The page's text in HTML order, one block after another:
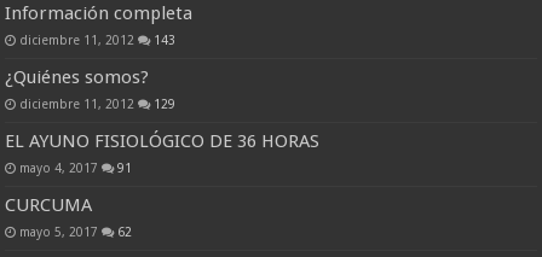
Información completa
diciembre 11, 2012 143
¿Quiénes somos?
diciembre 11, 2012 129
EL AYUNO FISIOLÓGICO DE 36 HORAS
mayo 4, 2017 91
CURCUMA
mayo 5, 2017 62